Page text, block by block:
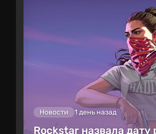
Новости 1 день назад
Rockstar назвала дату